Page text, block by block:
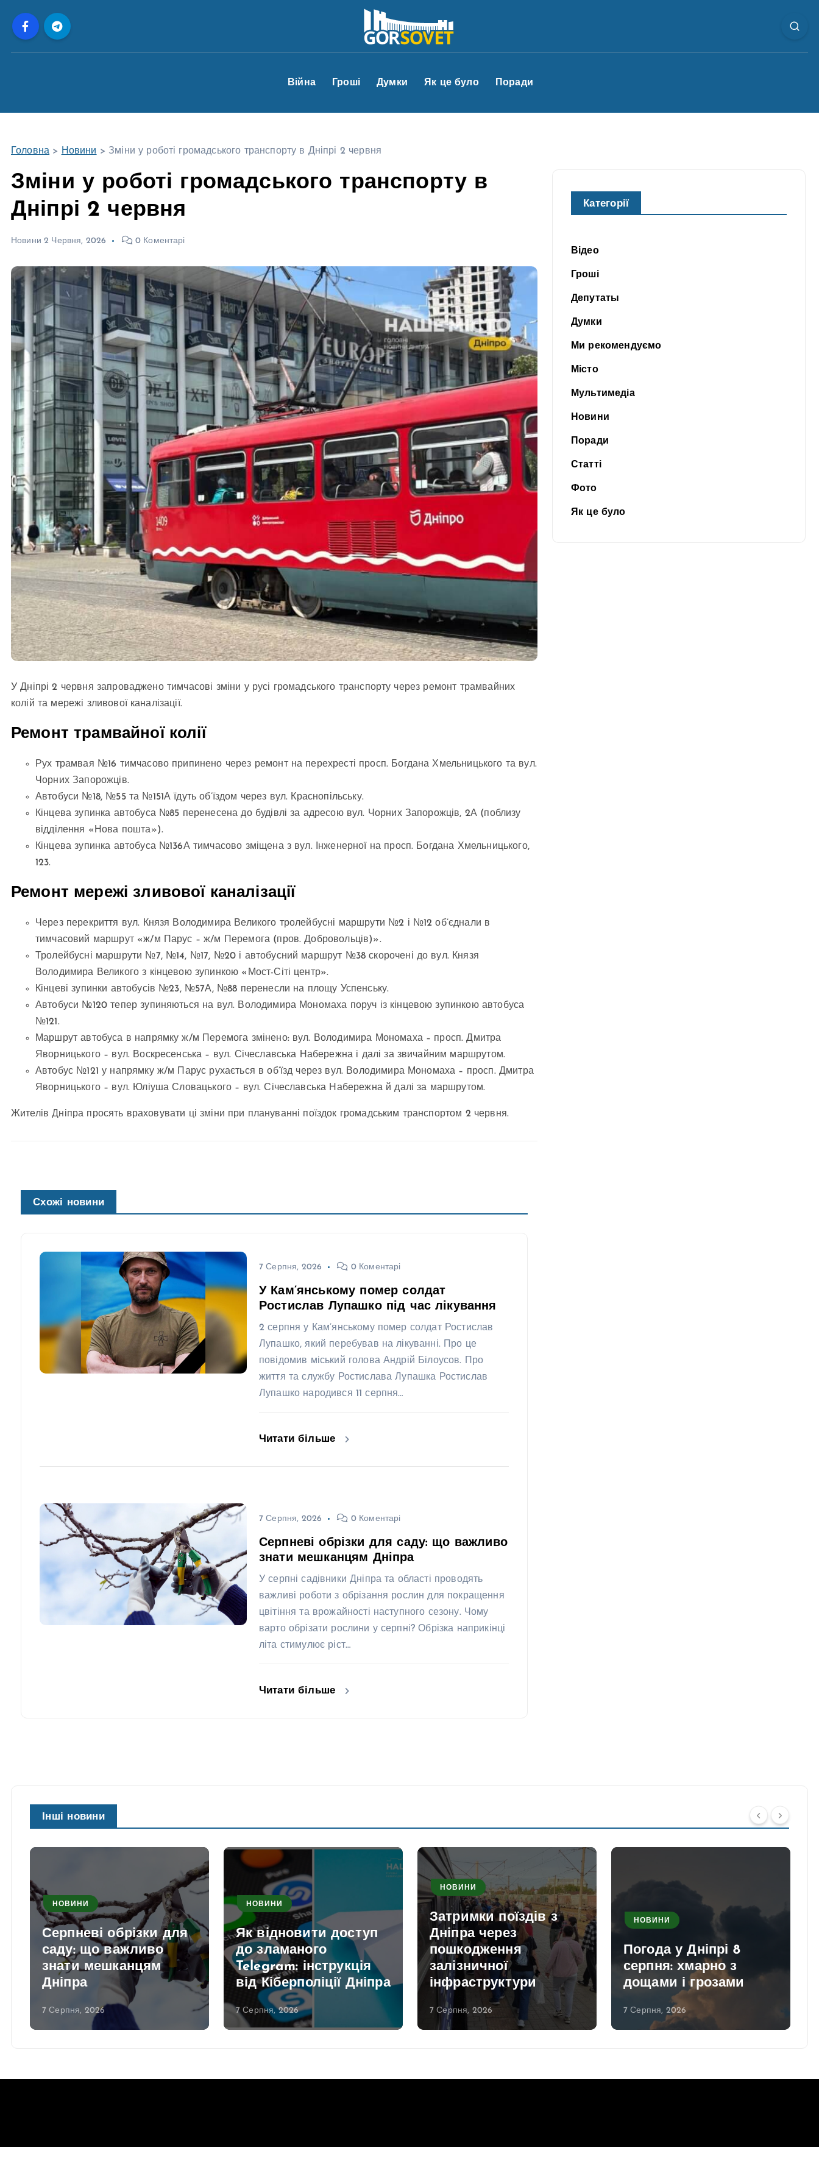
Війна Гроші Думки Як це було Поради
Головна > Новини > Зміни у роботі громадського транспорту в Дніпрі 2 червня
Зміни у роботі громадського транспорту в
Дніпрі 2 червня
Новини 2 Червня, 2026 0 Коментарі
У Дніпрі 2 червня запроваджено тимчасові зміни у русі громадського транспорту через ремонт трамвайних
колій та мережі зливової каналізації.
Ремонт трамвайної колії
Рух трамвая №16 тимчасово припинено через ремонт на перехресті просп. Богдана Хмельницького та вул.
Чорних Запорожців.
Автобуси №18, №55 та №151А їдуть об’їздом через вул. Краснопільську.
Кінцева зупинка автобуса №85 перенесена до будівлі за адресою вул. Чорних Запорожців, 2А (поблизу
відділення «Нова пошта»).
Кінцева зупинка автобуса №136А тимчасово зміщена з вул. Інженерної на просп. Богдана Хмельницького,
123.
Ремонт мережі зливової каналізації
Через перекриття вул. Князя Володимира Великого тролейбусні маршрути №2 і №12 об’єднали в
тимчасовий маршрут «ж/м Парус – ж/м Перемога (пров. Добровольців)».
Тролейбусні маршрути №7, №14, №17, №20 і автобусний маршрут №38 скорочені до вул. Князя
Володимира Великого з кінцевою зупинкою «Мост-Сіті центр».
Кінцеві зупинки автобусів №23, №57А, №88 перенесли на площу Успенську.
Автобуси №120 тепер зупиняються на вул. Володимира Мономаха поруч із кінцевою зупинкою автобуса
№121.
Маршрут автобуса в напрямку ж/м Перемога змінено: вул. Володимира Мономаха – просп. Дмитра
Яворницького – вул. Воскресенська – вул. Січеславська Набережна і далі за звичайним маршрутом.
Автобус №121 у напрямку ж/м Парус рухається в об’їзд через вул. Володимира Мономаха – просп. Дмитра
Яворницького – вул. Юліуша Словацького – вул. Січеславська Набережна й далі за маршрутом.
Жителів Дніпра просять враховувати ці зміни при плануванні поїздок громадським транспортом 2 червня.
Схожі новини
7 Серпня, 2026 0 Коментарі
У Кам’янському помер солдат
Ростислав Лупашко під час лікування
2 серпня у Кам’янському помер солдат Ростислав
Лупашко, який перебував на лікуванні. Про це
повідомив міський голова Андрій Білоусов. Про
життя та службу Ростислава Лупашка Ростислав
Лупашко народився 11 серпня…
Читати більше
7 Серпня, 2026 0 Коментарі
Серпневі обрізки для саду: що важливо
знати мешканцям Дніпра
У серпні садівники Дніпра та області проводять
важливі роботи з обрізання рослин для покращення
цвітіння та врожайності наступного сезону. Чому
варто обрізати рослини у серпні? Обрізка наприкінці
літа стимулює ріст…
Читати більше
Категорії
Відео
Гроші
Депутаты
Думки
Ми рекомендуємо
Місто
Мультимедіа
Новини
Поради
Статті
Фото
Як це було
Інші новини
НОВИНИ
Серпневі обрізки для
саду: що важливо
знати мешканцям
Дніпра
7 Серпня, 2026
НОВИНИ
Як відновити доступ
до зламаного
Telegram: інструкція
від Кіберполіції Дніпра
7 Серпня, 2026
НОВИНИ
Затримки поїздів з
Дніпра через
пошкодження
залізничної
інфраструктури
7 Серпня, 2026
НОВИНИ
Погода у Дніпрі 8
серпня: хмарно з
дощами і грозами
7 Серпня, 2026